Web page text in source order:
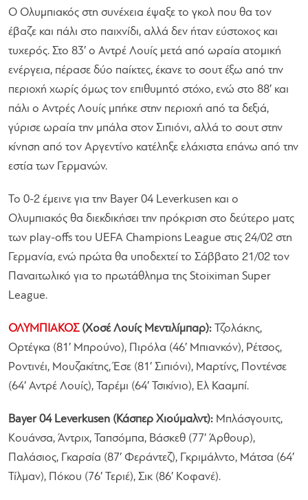
Ο Ολυμπιακός στη συνέχεια έψαξε το γκολ που θα τον
έβαζε και πάλι στο παιχνίδι, αλλά δεν ήταν εύστοχος και
τυχερός. Στο 83′ ο Αντρέ Λουίς μετά από ωραία ατομική
ενέργεια, πέρασε δύο παίκτες, έκανε το σουτ έξω από την
περιοχή χωρίς όμως τον επιθυμητό στόχο, ενώ στο 88′ και
πάλι ο Αντρές Λουίς μπήκε στην περιοχή από τα δεξιά,
γύρισε ωραία την μπάλα στον Σιπιόνι, αλλά το σουτ στην
κίνηση από τον Αργεντίνο κατέληξε ελάχιστα επάνω από την
εστία των Γερμανών.
Το 0-2 έμεινε για την Bayer 04 Leverkusen και ο
Ολυμπιακός θα διεκδικήσει την πρόκριση στο δεύτερο ματς
των play-offs του UEFA Champions League στις 24/02 στη
Γερμανία, ενώ πρώτα θα υποδεχτεί το Σάββατο 21/02 τον
Παναιτωλικό για το πρωτάθλημα της Stoiximan Super
League.
ΟΛΥΜΠΙΑΚΟΣ(Χοσέ Λουίς Μεντιλίμπαρ): Τζολάκης,
Ορτέγκα (81′ Μπρούνο), Πιρόλα (46′ Μπιανκόν), Ρέτσος,
Ροντινέι, Μουζακίτης, Έσε (81′ Σιπιόνι), Μαρτίνς, Ποντένσε
(64′ Αντρέ Λουίς), Ταρέμι (64′ Τσικίνιο), Ελ Κααμπί.
Bayer 04 Leverkusen (Κάσπερ Χιούμαλντ): Μπλάσγουιτς,
Κουάνσα, Άντριχ, Ταπσόμπα, Βάσκεθ (77′ Άρθουρ),
Παλάσιος, Γκαρσία (87′ Φεράντεζ), Γκριμάλντο, Μάτσα (64′
Τίλμαν), Πόκου (76′ Τεριέ), Σικ (86′ Κοφανέ).